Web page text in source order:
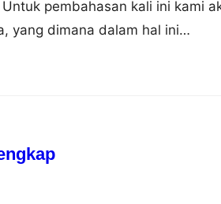
pembahasan kali ini kami
yang dimana dalam hal ini
nah untuk lebih dapat
dibawah ini. Pengertian